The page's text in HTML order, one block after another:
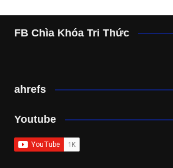
FB Chìa Khóa Tri Thức
ahrefs
Youtube